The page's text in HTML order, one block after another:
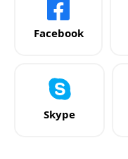
Facebook
Skype